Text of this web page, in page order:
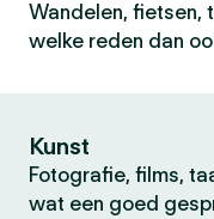
Wandelen, fietsen,
welke reden dan
Kunst
Fotografie, films,
wat een goed